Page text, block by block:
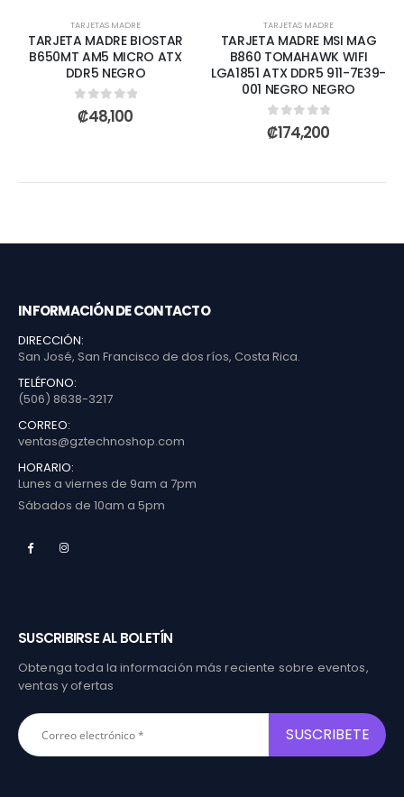
TARJETAS MADRE
TARJETA MADRE BIOSTAR
B650MT AM5 MICRO ATX
DDR5 NEGRO
0out of 5
₡48,100
TARJETAS MADRE
TARJETA MADRE MSI MAG
B860 TOMAHAWK WIFI
LGA1851 ATX DDR5 911-7E39-
001 NEGRO NEGRO
0out of 5
₡174,200
INFORMACIÓN DE CONTACTO
DIRECCIÓN:
San José, San Francisco de dos ríos, Costa Rica.
TELÉFONO:
(506) 8638-3217
CORREO:
ventas@gztechnoshop.com
HORARIO:
Lunes a viernes de 9am a 7pm
Sábados de 10am a 5pm
SUSCRIBIRSE AL BOLETÍN
Obtenga toda la información más reciente sobre eventos,
ventas y ofertas